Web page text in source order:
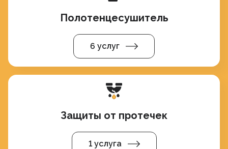
Полотенцесушитель
6 услуг
Защиты от протечек
1 услуга